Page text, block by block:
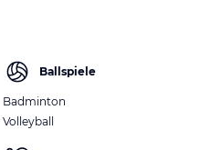
Ballspiele
Badminton
Volleyball